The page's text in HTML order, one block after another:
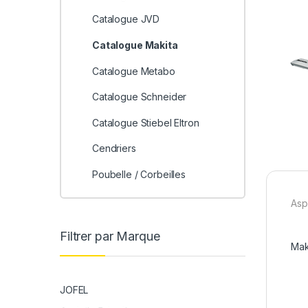
Catalogue JVD
Catalogue Makita
Catalogue Metabo
Catalogue Schneider
Catalogue Stiebel Eltron
Cendriers
Poubelle / Corbeilles
Filtrer par Marque
JOFEL